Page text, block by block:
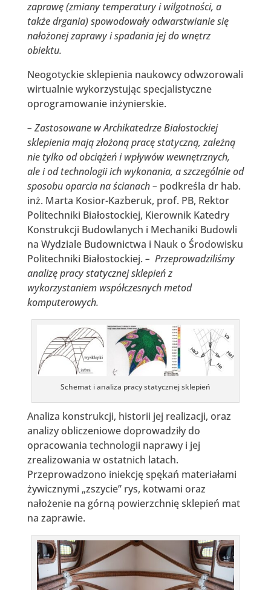
zaprawę (zmiany temperatury i wilgotności, a
także drgania) spowodowały odwarstwianie się
nałożonej zaprawy i spadania jej do wnętrz
obiektu.
Neogotyckie sklepienia naukowcy odwzorowali
wirtualnie wykorzystując specjalistyczne
oprogramowanie inżynierskie.
– Zastosowane w Archikatedrze Białostockiej
sklepienia mają złożoną pracę statyczną, zależną
nie tylko od obciążeń i wpływów wewnętrznych,
ale i od technologii ich wykonania, a szczególnie od
sposobu oparcia na ścianach – podkreśla dr hab.
inż. Marta Kosior-Kazberuk, prof. PB, Rektor
Politechniki Białostockiej, Kierownik Katedry
Konstrukcji Budowlanych i Mechaniki Budowli
na Wydziale Budownictwa i Nauk o Środowisku
Politechniki Białostockiej. – Przeprowadziliśmy
analizę pracy statycznej sklepień z
wykorzystaniem współczesnych metod
komputerowych.
Schemat i analiza pracy statycznej sklepień
Analiza konstrukcji, historii jej realizacji, oraz
analizy obliczeniowe doprowadziły do
opracowania technologii naprawy i jej
zrealizowania w ostatnich latach.
Przeprowadzono iniekcję spękań materiałami
żywicznymi „zszycie” rys, kotwami oraz
nałożenie na górną powierzchnię sklepień mat
na zaprawie.